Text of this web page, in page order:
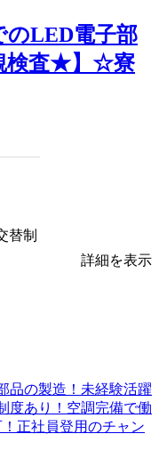
のLED電子部
検査★】☆寮
替制
詳細を表示